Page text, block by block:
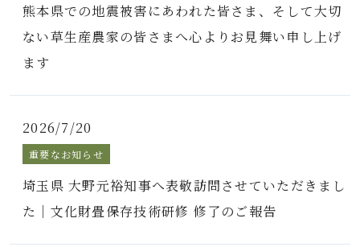
熊本県での地震被害にあわれた皆さま、そして大切
ない草生産農家の皆さまへ心よりお見舞い申し上げ
ます
2026/7/20
重要なお知らせ
埼玉県 大野元裕知事へ表敬訪問させていただきまし
た｜文化財畳保存技術研修 修了のご報告